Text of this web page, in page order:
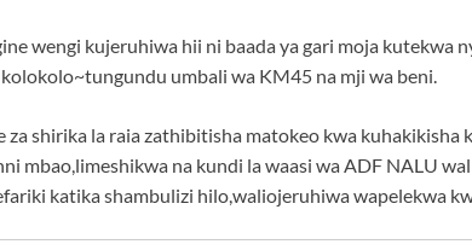
wengi kujeruhiwa hii ni baada ya gari moja kutekwa
umbali wa KM45 na mji wa beni.
za shirika la raia zathibitisha matokeo kwa kuhakikisha
mbao,limeshikwa na kundi la waasi wa ADF NALU
katika shambulizi hilo,waliojeruhiwa wapelekwa